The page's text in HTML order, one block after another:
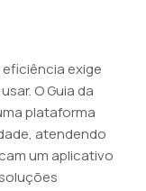
exige
O Guia da
plataforma
atendendo
um aplicativo